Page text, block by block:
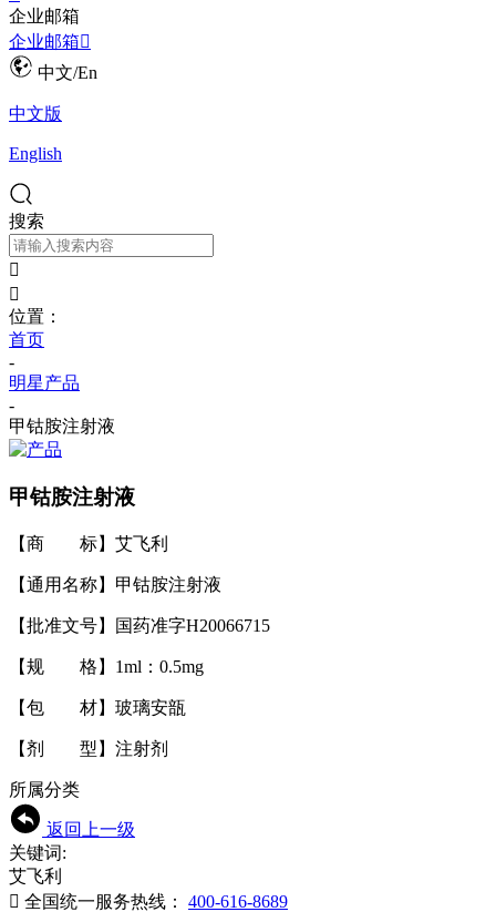
企业邮箱
企业邮箱
中文/En
中文版
English
搜索


位置：
首页
-
明星产品
-
甲钴胺注射液
甲钴胺注射液
【商 标】艾飞利
【通用名称】甲钴胺注射液
【批准文号】国药准字H20066715
【规 格】1ml：0.5mg
【包 材】玻璃安瓿
【剂 型】注射剂
所属分类
返回上一级
关键词:
艾飞利
 全国统一服务热线： 400-616-8689